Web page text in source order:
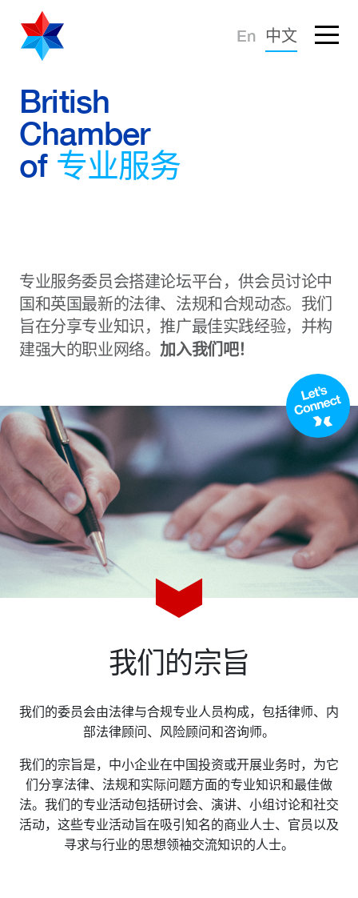
忘记密码？
登录
倡导建议
知识分享
商界社群
商会服务
资讯档案
参考文库
就业市场
关于我们
委员会
会员名录
领英
Live Lounge
加入会员
En 中文
British
Chamber
of 专业服务
专业服务委员会搭建论坛平台，供会员讨论中
国和英国最新的法律、法规和合规动态。我们
旨在分享专业知识，推广最佳实践经验，并构
建强大的职业网络。 加入我们吧！
我们的宗旨
我们的委员会由法律与合规专业人员构成，包括律师、内
部法律顾问、风险顾问和咨询师。
我们的宗旨是，中小企业在中国投资或开展业务时，为它
们分享法律、法规和实际问题方面的专业知识和最佳做
法。我们的专业活动包括研讨会、演讲、小组讨论和社交
活动，这些专业活动旨在吸引知名的商业人士、官员以及
寻求与行业的思想领袖交流知识的人士。